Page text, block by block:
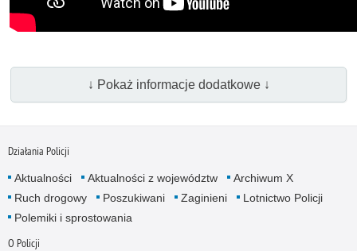
↓ Pokaż informacje dodatkowe ↓
Działania Policji
Aktualności Aktualności z województw
Archiwum X
Ruch drogowy
Poszukiwani Zaginieni
Lotnictwo Policji
Polemiki i sprostowania
O Policji